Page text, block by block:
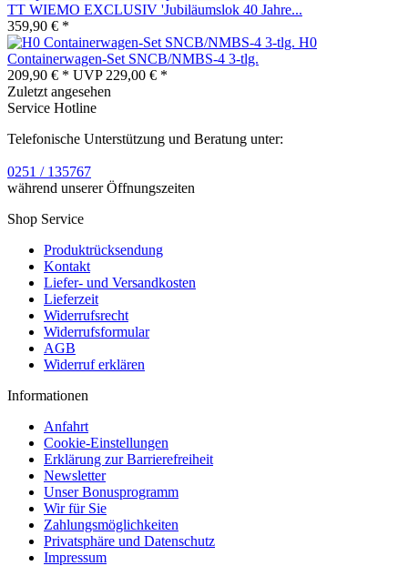
TT WIEMO EXCLUSIV 'Jubiläumslok 40 Jahre...
359,90 € *
H0
Containerwagen-Set SNCB/NMBS-4 3-tlg.
209,90 € * UVP 229,00 € *
Zuletzt angesehen
Service Hotline
Telefonische Unterstützung und Beratung unter:
0251 / 135767
während unserer Öffnungszeiten
Shop Service
Produktrücksendung
Kontakt
Liefer- und Versandkosten
Lieferzeit
Widerrufsrecht
Widerrufsformular
AGB
Widerruf erklären
Informationen
Anfahrt
Cookie-Einstellungen
Erklärung zur Barrierefreiheit
Newsletter
Unser Bonusprogramm
Wir für Sie
Zahlungsmöglichkeiten
Privatsphäre und Datenschutz
Impressum